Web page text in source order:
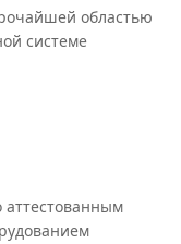
областью
системе
аттестованным